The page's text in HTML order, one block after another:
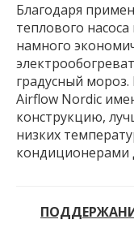
Благодаря
теплового
намного
градусный
Airflow Nordic
конструкцию,
низких
кондиционерами